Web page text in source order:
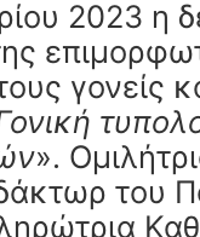
2023 η
γονείς
».
του